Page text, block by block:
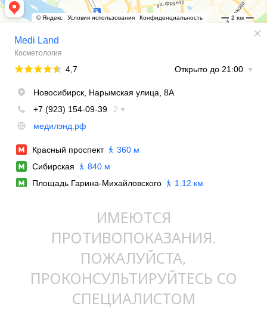
ИМЕЮТСЯ
ПРОТИВОПОКАЗАНИЯ.
ПОЖАЛУЙСТА,
ПРОКОНСУЛЬТИРУЙТЕСЬ СО
СПЕЦИАЛИСТОМ